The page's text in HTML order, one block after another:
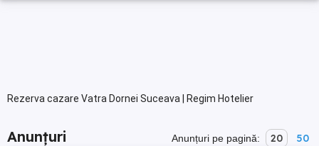
Rezerva cazare Vatra Dornei Suceava | Regim Hotelier
Anunțuri Anunțuri pe pagină: 20 50